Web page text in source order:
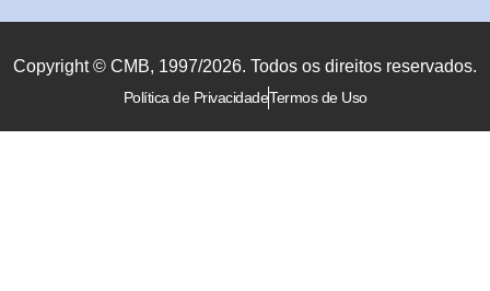
Copyright © CMB, 1997/2026. Todos os direitos reservados.
Política de PrivacidadeTermos de Uso